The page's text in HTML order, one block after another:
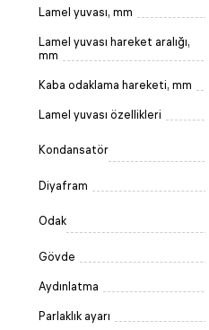
Lamel yuvası, mm
Lamel yuvası hareket aralığı,
mm
Kaba odaklama hareketi, mm
Lamel yuvası özellikleri
Kondansatör
Diyafram
Odak
Gövde
Aydınlatma
Parlaklık ayarı